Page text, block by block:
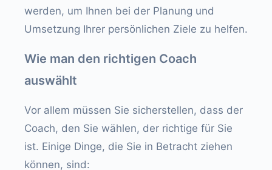
werden, um Ihnen bei der Planung und
Umsetzung Ihrer persönlichen Ziele zu helfen.
Wie man den richtigen Coach
auswählt
Vor allem müssen Sie sicherstellen, dass der
Coach, den Sie wählen, der richtige für Sie
ist. Einige Dinge, die Sie in Betracht ziehen
können, sind: